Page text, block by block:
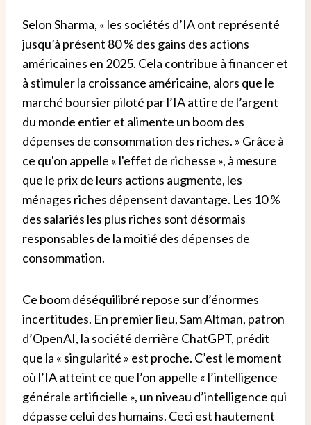
Selon Sharma, « les sociétés d’IA ont représenté
jusqu’à présent 80 % des gains des actions
américaines en 2025. Cela contribue à financer et
à stimuler la croissance américaine, alors que le
marché boursier piloté par l’IA attire de l’argent
du monde entier et alimente un boom des
dépenses de consommation des riches. » Grâce à
ce qu'on appelle « l'effet de richesse », à mesure
que le prix de leurs actions augmente, les
ménages riches dépensent davantage. Les 10 %
des salariés les plus riches sont désormais
responsables de la moitié des dépenses de
consommation.
Ce boom déséquilibré repose sur d’énormes
incertitudes. En premier lieu, Sam Altman, patron
d’OpenAI, la société derrière ChatGPT, prédit
que la « singularité » est proche. C’est le moment
où l’IA atteint ce que l’on appelle « l’intelligence
générale artificielle », un niveau d’intelligence qui
dépasse celui des humains. Ceci est hautement